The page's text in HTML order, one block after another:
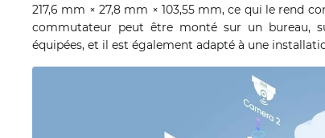
217,6 mm × 27,8 mm × 103,55 mm, ce qui le rend
commutateur peut être monté sur un bureau,
équipées, et il est également adapté à une